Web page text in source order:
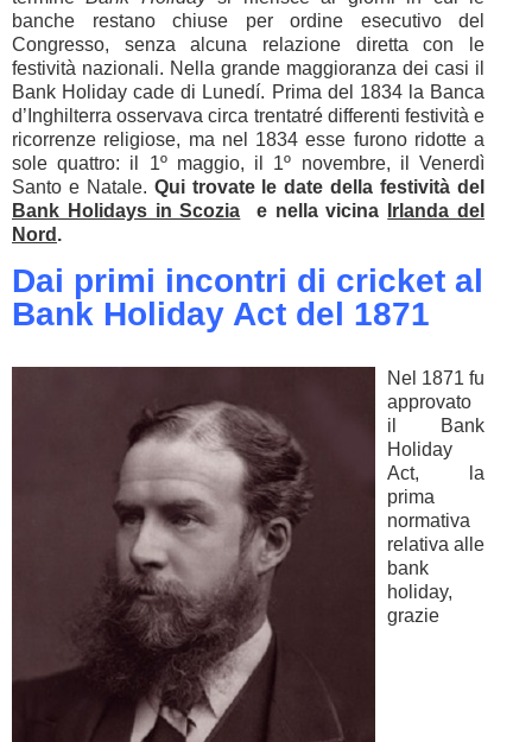
banche restano chiuse per ordine esecutivo del
Congresso, senza alcuna relazione diretta con le
festività nazionali. Nella grande maggioranza dei casi il
Bank Holiday cade di Lunedí. Prima del 1834 la Banca
d’Inghilterra osservava circa trentatré differenti festività e
ricorrenze religiose, ma nel 1834 esse furono ridotte a
sole quattro: il 1º maggio, il 1º novembre, il Venerdì
Santo e Natale. Qui trovate le date della festività del
Bank Holidays in Scozia e nella vicina
Irlanda del
Nord .
Dai primi incontri di cricket al
Bank Holiday Act del 1871
Nel 1871 fu
approvato
il Bank
Holiday
Act, la
prima
normativa
relativa alle
bank
holiday,
grazie